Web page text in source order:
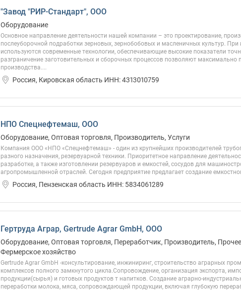
"Завод "РИР-Стандарт", ООО
Оборудование
Основное направление деятельности нашей компании – это проектирование,
послеуборочной подработки зерновых, зернобобовых и масленичных культур. При
используются современные технологии, обеспечивающие высокие показатели
разграничение заготовительных и сборочных процессов позволяют максимально
производства....
Россия, Кировская область ИНН: 4313010759
НПО Спецнефтемаш, ООО
Оборудование, Оптовая торговля, Производитель, Услуги
Компания ООО «НПО «Спецнефтемаш» - один из крупнейших производителей
разного назначения, резервуарной техники. Приоритетное направление
разработке, а также изготовлении резервуаров и емкостей, сосудов для
агропромышленной отраслей. Сегодня предприятие предлагает создание
Россия, Пензенская область ИНН: 5834061289
Гертруда Аграр, Gertrude Agrar GmbH, ООО
Оборудование, Оптовая торговля, Переработчик, Производитель,
Фермерское хозяйство
Gertrude Agrar GmbH -консультирование, инжиниринг, строительство аграрных
комплексов полного замкнутого цикла.Сопровождение, организация экспорта,
продукции(сырья) и готовых продуктов т напитков. Создание аграрно-
переработки молока, мяса, сопровождающей продукции, включая глубокую